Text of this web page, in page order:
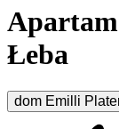
Łeba
dom Emilli